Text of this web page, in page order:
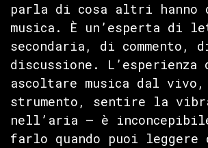
parla di cosa altri hanno
musica. È un’esperta di
secondaria, di commento,
discussione.
ascoltare musica dal vivo,
strumento, sentire la
nell’aria — è
farlo quando puoi